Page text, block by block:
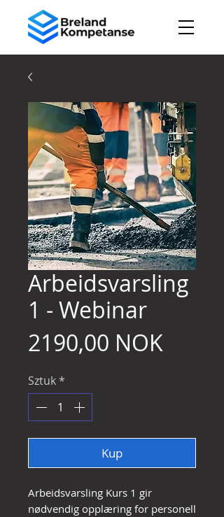
Arbeidsvarsling
1 - Webinar
2190,00 NOK
Sztuk*
Kup
Arbeidsvarsling Kurs 1 gir
nødvendig opplæring for personell